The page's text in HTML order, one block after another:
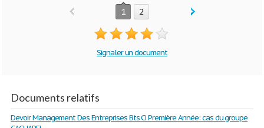
1 2
Signaler un document
Documents relatifs
Devoir Management Des Entreprises Bts Ci Première Année: cas du groupe